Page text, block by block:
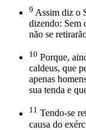
9 Assim diz o
dizendo: Sem
não se
10 Porque,
caldeus, que
apenas
sua tenda e
11 Tendo-se
causa do